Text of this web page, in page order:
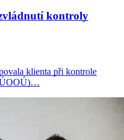
kontroly
klienta při kontrole